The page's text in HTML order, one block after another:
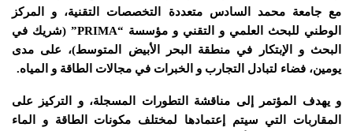
مع جامعة محمد السادس متعددة التخصصات التقنية، و المركز
الوطني للبحث العلمي و التقني و مؤسسة “PRIMA” (شريك في
البحث و الإبتكار في منطقة البحر الأبيض المتوسط)، على مدى
يومين، فضاء لتبادل التجارب و الخبرات في مجالات الطاقة و المياه.
و يهدف المؤتمر إلى مناقشة التطورات المسجلة، و التركيز على
المقاربات التي سيتم إعتمادها لمختلف مكونات الطاقة و الماء